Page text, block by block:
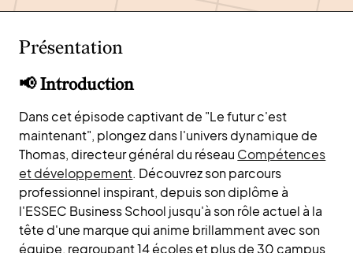
Présentation
📢 Introduction
Dans cet épisode captivant de "Le futur c'est
maintenant", plongez dans l'univers dynamique de
Thomas, directeur général du réseau Compétences
et développement. Découvrez son parcours
professionnel inspirant, depuis son diplôme à
l'ESSEC Business School jusqu'à son rôle actuel à la
tête d'une marque qui anime brillamment avec son
équipe, regroupant 14 écoles et plus de 30 campus